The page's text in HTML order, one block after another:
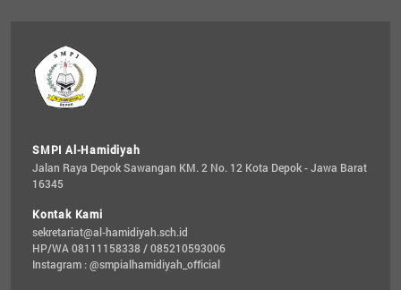
SMPI Al-Hamidiyah
Jalan Raya Depok Sawangan KM. 2 No. 12 Kota Depok - Jawa Barat
16345
Kontak Kami
sekretariat@al-hamidiyah.sch.id
HP/WA 08111158338 / 085210593006
Instagram : @smpialhamidiyah_official